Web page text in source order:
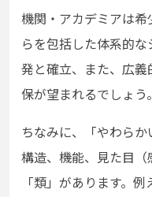
機関・アカデミアは
らを包括した体系的
発と確立、また、広
保が望まれるでしょう。
ちなみに、「やわらか
構造、機能、見た目
「類」があります。